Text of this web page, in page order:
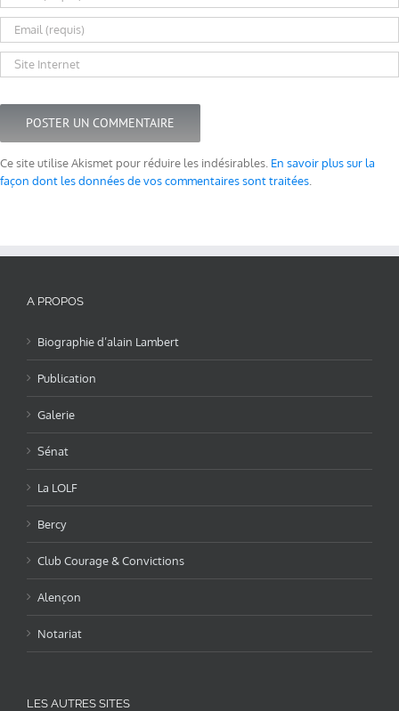
Ce site utilise Akismet pour réduire les indésirables. En savoir plus sur la
façon dont les données de vos commentaires sont traitées
A PROPOS
Biographie d’alain Lambert
Publication
Galerie
Sénat
La LOLF
Bercy
Club Courage & Convictions
Alençon
Notariat
LES AUTRES SITES